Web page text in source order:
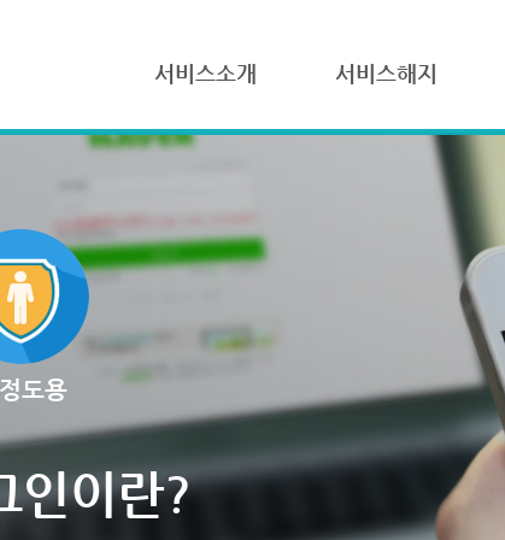
서비스소개 서비스해지
도용
인이란?